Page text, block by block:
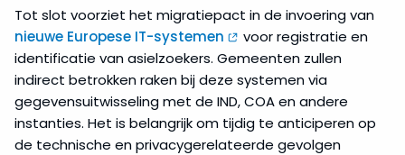
Tot slot voorziet het migratiepact in de invoering van
nieuwe Europese IT-systemen
voor registratie en
identificatie van asielzoekers. Gemeenten zullen
indirect betrokken raken bij deze systemen via
gegevensuitwisseling met de IND, COA en andere
instanties. Het is belangrijk om tijdig te anticiperen op
de technische en privacygerelateerde gevolgen